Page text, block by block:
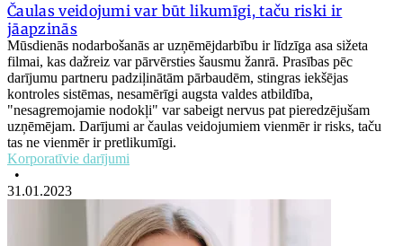
Čaulas veidojumi var būt likumīgi, taču riski ir
jāapzinās
Mūsdienās nodarbošanās ar uzņēmējdarbību ir līdzīga asa sižeta
filmai, kas dažreiz var pārvērsties šausmu žanrā. Prasības pēc
darījumu partneru padziļinātām pārbaudēm, stingras iekšējas
kontroles sistēmas, nesamērīgi augsta valdes atbildība,
"nesagremojamie nodokļi" var sabeigt nervus pat pieredzējušam
uzņēmējam. Darījumi ar čaulas veidojumiem vienmēr ir risks, taču
tas ne vienmēr ir pretlikumīgi.
Korporatīvie darījumi
•
31.01.2023